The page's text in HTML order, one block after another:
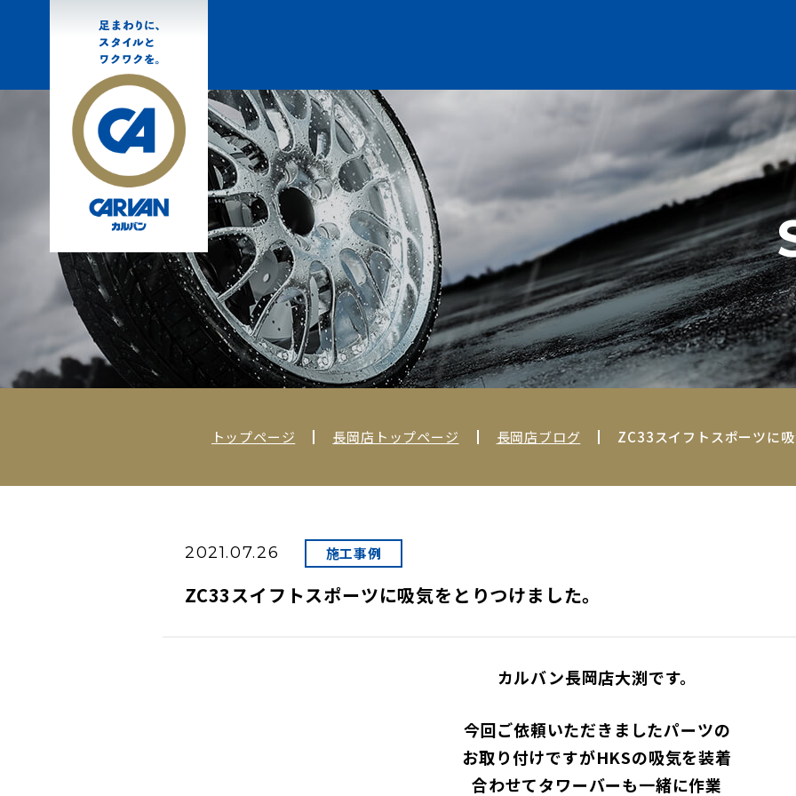
トップページ 長岡店トップページ 長岡店ブログ ZC33スイフトスポーツに吸
2021.07.26 施工事例
ZC33スイフトスポーツに吸気をとりつけました。
カルバン長岡店大渕です。
今回ご依頼いただきましたパーツの
お取り付けですがHKSの吸気を装着
合わせてタワーバーも一緒に作業